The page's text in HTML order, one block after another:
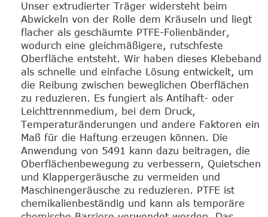
Unser extrudierter Träger widersteht beim
Abwickeln von der Rolle dem Kräuseln und liegt
flacher als geschäumte PTFE-Folienbänder,
wodurch eine gleichmäßigere, rutschfeste
Oberfläche entsteht. Wir haben dieses Klebeband
als schnelle und einfache Lösung entwickelt, um
die Reibung zwischen beweglichen Oberflächen
zu reduzieren. Es fungiert als Antihaft- oder
Leichttrennmedium, bei dem Druck,
Temperaturänderungen und andere Faktoren ein
Maß für die Haftung erzeugen können. Die
Anwendung von 5491 kann dazu beitragen, die
Oberflächenbewegung zu verbessern, Quietschen
und Klappergeräusche zu vermeiden und
Maschinengeräusche zu reduzieren. PTFE ist
chemikalienbeständig und kann als temporäre